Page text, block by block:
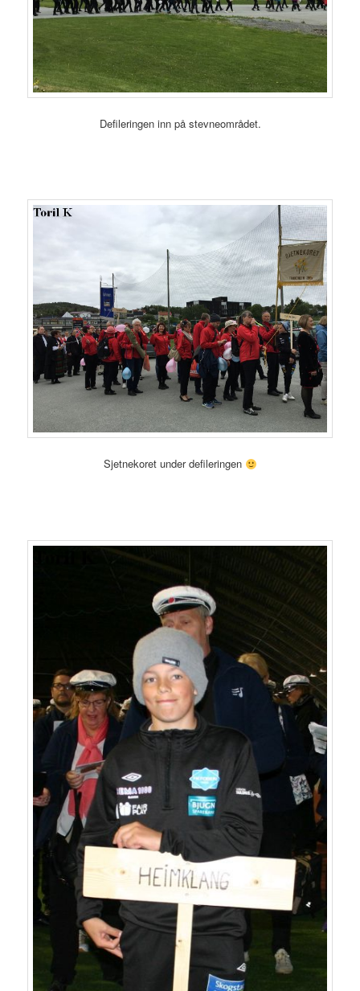
Defileringen inn på stevneområdet.
Sjetnekoret under defileringen